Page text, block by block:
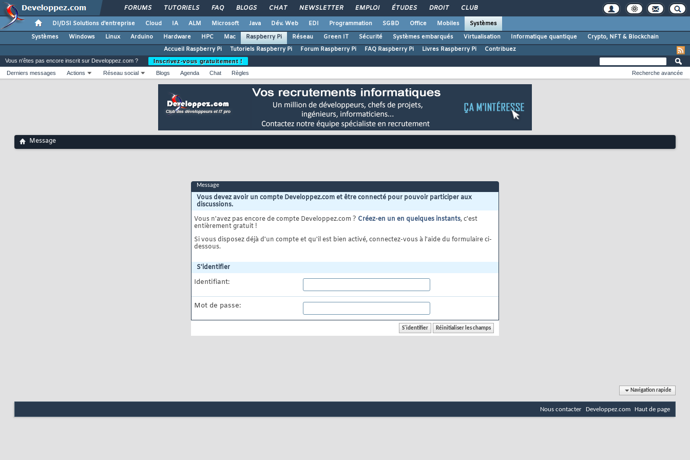
FORUMS TUTORIELS FAQ BLOGS CHAT NEWSLETTER EMPLOI ÉTUDES DROIT CLUB
DI/DSI Solutions d'entreprise Cloud IA ALM Microsoft Java Dév. Web EDI Programmation SGBD Office Mobiles
Systèmes
Systèmes
Windows Linux Arduino Hardware HPC Mac Raspberry Pi Réseau Green IT Sécurité Systèmes embarqués Virtualisation Informatique quantique
Crypto, NFT & Blockchain
Accueil Raspberry Pi
Tutoriels Raspberry Pi Forum Raspberry Pi FAQ Raspberry Pi Livres Raspberry Pi Contribuez
Vous n'êtes pas encore inscrit sur Developpez.com ?
Inscrivez-vous gratuitement !
Derniers messages
Actions Réseau social Blogs Agenda Chat Règles Recherche avancée
Message
Message
Vous devez avoir un compte Developpez.com et être connecté pour pouvoir participer aux
discussions.
Vous n'avez pas encore de compte Developpez.com ? Créez-en un en quelques instants, c'est
entièrement gratuit !
Si vous disposez déjà d'un compte et qu'il est bien activé, connectez-vous à l'aide du formulaire ci-
dessous.
S'identifier
Identifiant:
Mot de passe:
Navigation rapide
Nous contacter Developpez.com Haut de page